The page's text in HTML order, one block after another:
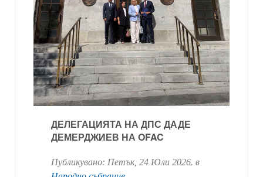
ДЕЛЕГАЦИЯТА НА ДПС ДАДЕ
ДЕМЕРДЖИЕВ НА OFAC
Публикувано: Петък, 24 Юли 2026. в